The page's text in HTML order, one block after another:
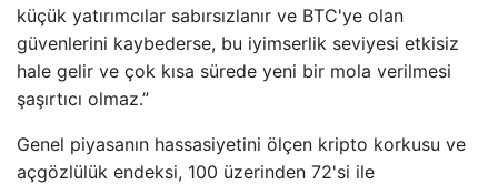
küçük yatırımcılar sabırsızlanır ve BTC'ye olan
güvenlerini kaybederse, bu iyimserlik seviyesi etkisiz
hale gelir ve çok kısa sürede yeni bir mola verilmesi
şaşırtıcı olmaz.”
Genel piyasanın hassasiyetini ölçen kripto korkusu ve
açgözlülük endeksi, 100 üzerinden 72'si ile